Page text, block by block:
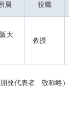
属 役職
大
教授
開発代表者 敬称略）